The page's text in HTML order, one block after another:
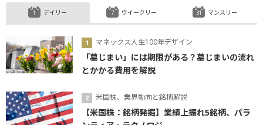
デイリー
マネックス人生100年デザイン
「墓じまい」には期限がある？墓じまいの流れ
とかかる費用を解説
米国株、業界動向と銘柄解説
【米国株：銘柄発掘】業績上振れ5銘柄、パラ
ウイークリー マンスリー